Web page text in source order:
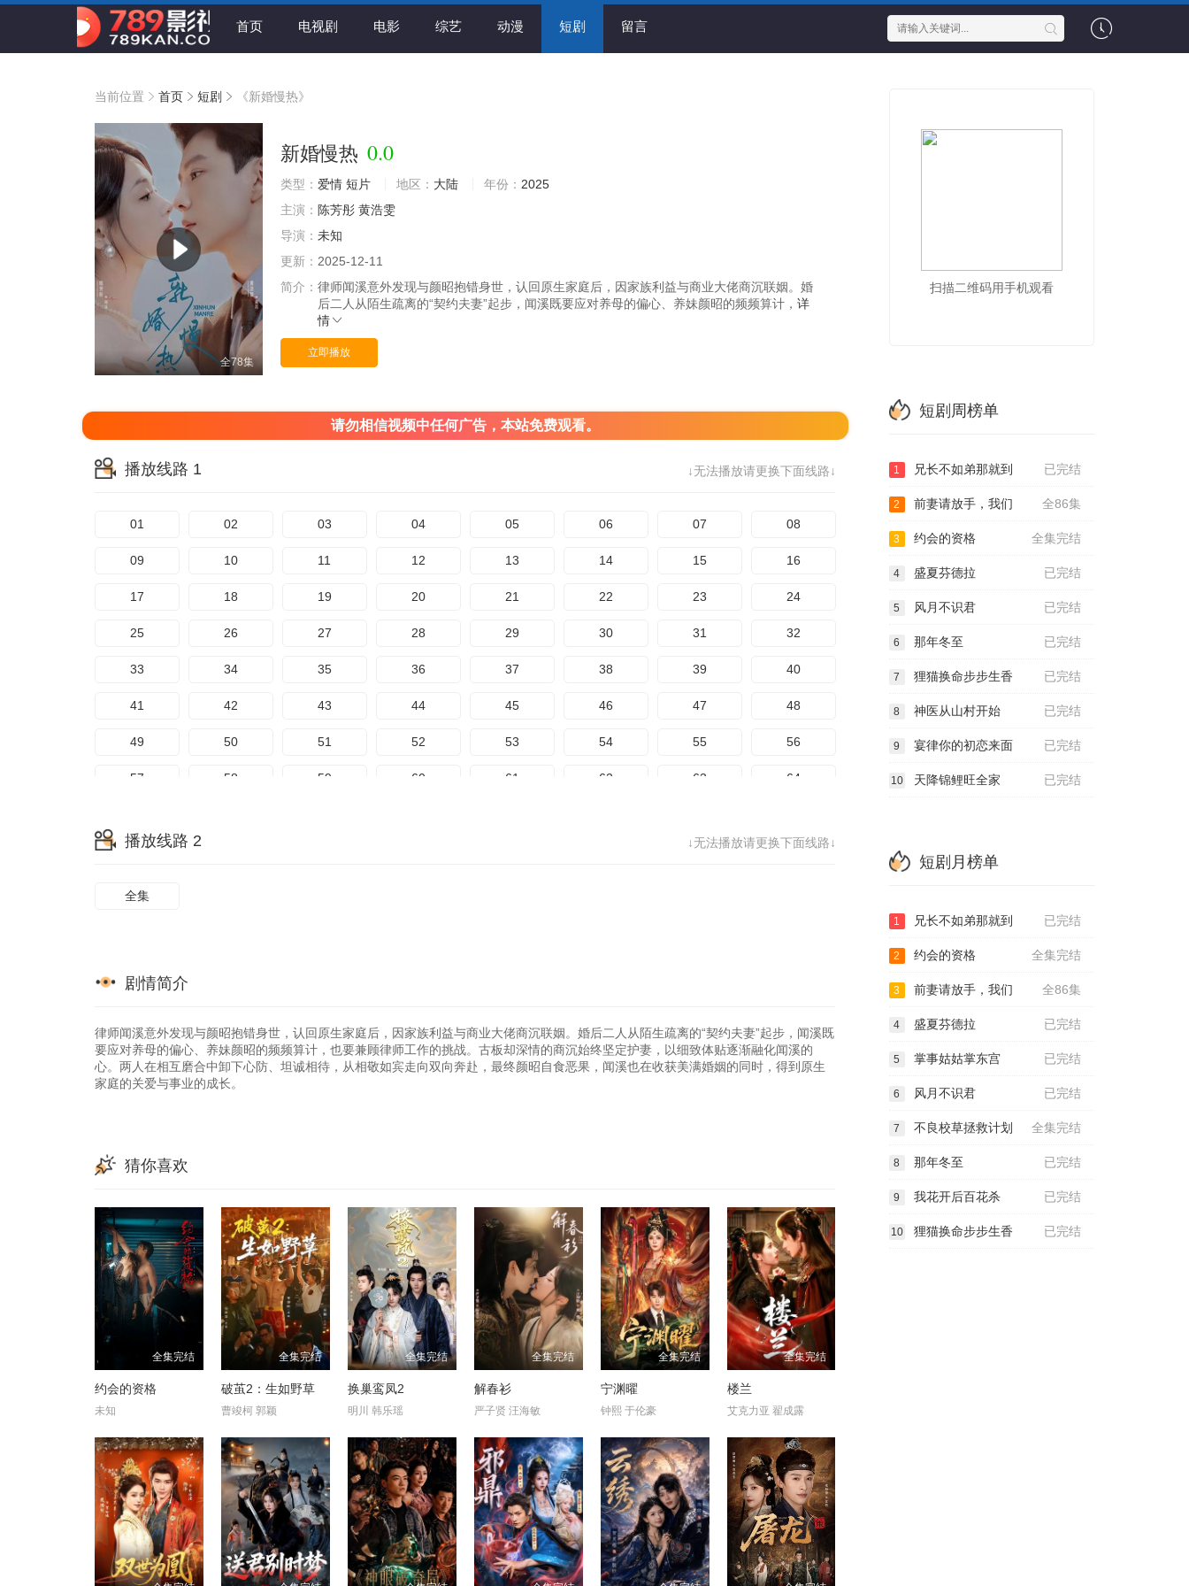
首页 电视剧 电影 综艺 动漫 短剧 留言
当前位置 首页 短剧 《新婚慢热》
全78集
新婚慢热 0.0
类型： 爱情 短片 地区： 大陆 年份： 2025
主演： 陈芳彤 黄浩雯
导演： 未知
更新： 2025-12-11
简介： 律师闻溪意外发现与颜昭抱错身世，认回原生家庭后，因家族利益与商业大佬商沉联姻。婚
后二人从陌生疏离的“契约夫妻”起步，闻溪既要应对养母的偏心、养妹颜昭的频频算计， 详
情
立即播放
请勿相信视频中任何广告，本站免费观看。
↓无法播放请更换下面线路↓
播放线路 1
01 02 03 04 05 06 07 08
09 10 11 12 13 14 15 16
17 18 19 20 21 22 23 24
25 26 27 28 29 30 31 32
33 34 35 36 37 38 39 40
41 42 43 44 45 46 47 48
49 50 51 52 53 54 55 56
57 58 59 60 61 62 63 64
73
↓无法播放请更换下面线路↓
播放线路 2
全集
剧情简介
律师闻溪意外发现与颜昭抱错身世，认回原生家庭后，因家族利益与商业大佬商沉联姻。婚后二人从陌生疏离的“契约夫妻”起步，闻溪既
要应对养母的偏心、养妹颜昭的频频算计，也要兼顾律师工作的挑战。古板却深情的商沉始终坚定护妻，以细致体贴逐渐融化闻溪的
心。两人在相互磨合中卸下心防、坦诚相待，从相敬如宾走向双向奔赴，最终颜昭自食恶果，闻溪也在收获美满婚姻的同时，得到原生
家庭的关爱与事业的成长。
猜你喜欢
全集完结
约会的资格
未知
全集完结
破茧2：生如野草
曹竣柯 郭颖
全集完结
换巢鸾凤2
明川 韩乐瑶
全集完结
解春衫
严子贤 汪海敏
全集完结
宁渊曜
钟熙 于伦豪
全集完结
楼兰
艾克力亚 翟成露
扫描二维码用手机观看
短剧周榜单
已完结
1 兄长不如弟那就到
全86集
2 前妻请放手，我们
全集完结
3 约会的资格
已完结
4 盛夏芬德拉
已完结
5 风月不识君
已完结
6 那年冬至
已完结
7 狸猫换命步步生香
已完结
8 神医从山村开始
已完结
9 宴律你的初恋来面
已完结
10 天降锦鲤旺全家
短剧月榜单
已完结
1 兄长不如弟那就到
全集完结
2 约会的资格
全86集
3 前妻请放手，我们
已完结
4 盛夏芬德拉
已完结
5 掌事姑姑掌东宫
已完结
6 风月不识君
全集完结
7 不良校草拯救计划
已完结
8 那年冬至
已完结
9 我花开后百花杀
已完结
10 狸猫换命步步生香